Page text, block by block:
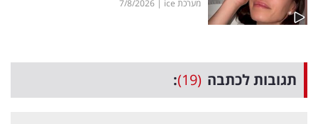
מערכת ice |
7/8/2026
תגובות לכתבה (19)
: